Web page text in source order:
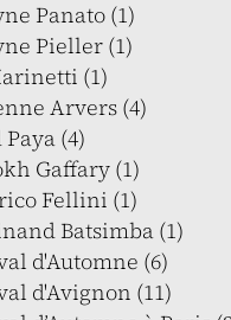
Panato (1)
Pieller (1)
(1)
Arvers (4)
(4)
Gaffary (1)
Fellini (1)
Batsimba (1)
d'Automne (6)
d'Avignon (11)